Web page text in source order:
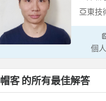
亞東技
個
帽客 的所有最佳解答